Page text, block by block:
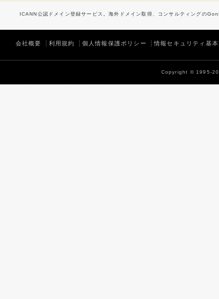
ICANN公認ドメイン登録サービス。海外ドメイン取得、コンサルティングの
会社概要 利用規約 個人情報保護ポリシー 情報セキュリティ基
Copyright © 1995-